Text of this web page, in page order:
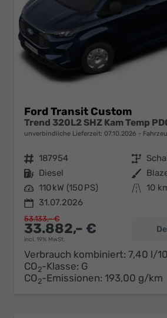
Ford Transit Custom
Trend 320L2 SHZ Kam Temp
unverbindliche Lieferzeit: 07.10.2026
Fahrzeugnr. 187954 Getriebe
Kraftstoff Diesel Außenfarbe
Leistung 110 kW (150 PS) Kilometerstand 10
31.07.2026
33.882,– €
incl. 19% MwSt.
53.133,– €
Verbrauch kombiniert: 7,40 l/
CO2-Klasse: G
CO2-Emissionen: 193,00 g/km